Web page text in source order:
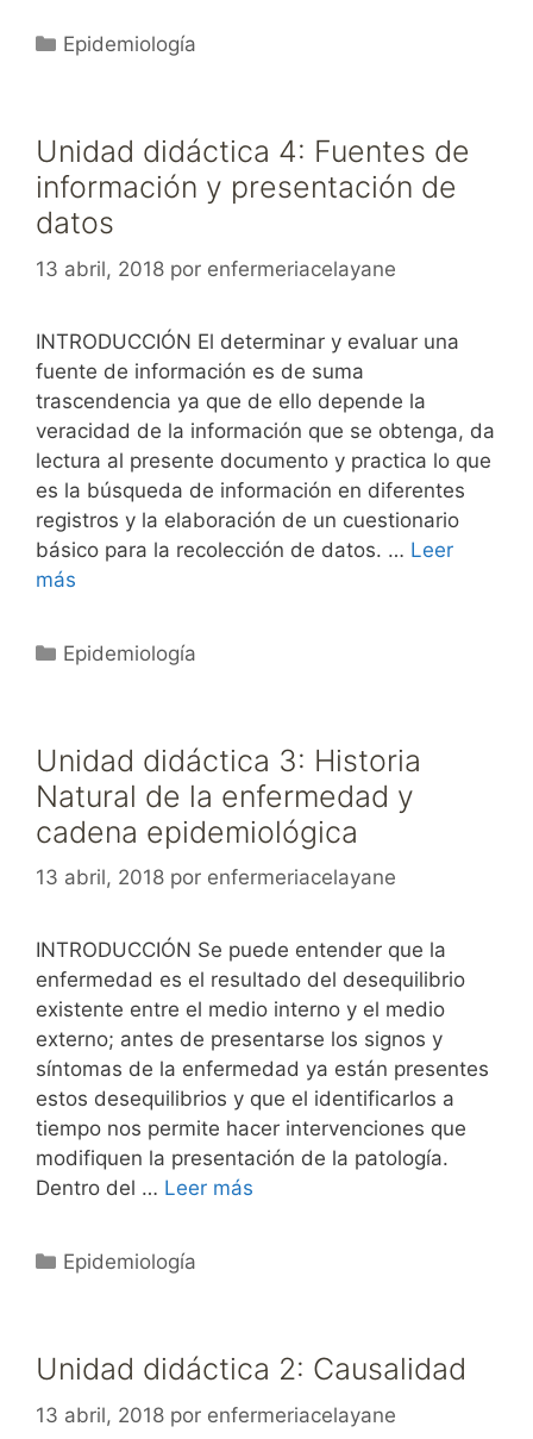
Categorías
Epidemiología
Unidad didáctica 4: Fuentes de
información y presentación de
datos
13 abril, 2018 por enfermeriacelayane
INTRODUCCIÓN El determinar y evaluar una
fuente de información es de suma
trascendencia ya que de ello depende la
veracidad de la información que se obtenga, da
lectura al presente documento y practica lo que
es la búsqueda de información en diferentes
registros y la elaboración de un cuestionario
básico para la recolección de datos. … Leer
más
Categorías
Epidemiología
Unidad didáctica 3: Historia
Natural de la enfermedad y
cadena epidemiológica
13 abril, 2018 por enfermeriacelayane
INTRODUCCIÓN Se puede entender que la
enfermedad es el resultado del desequilibrio
existente entre el medio interno y el medio
externo; antes de presentarse los signos y
síntomas de la enfermedad ya están presentes
estos desequilibrios y que el identificarlos a
tiempo nos permite hacer intervenciones que
modifiquen la presentación de la patología.
Dentro del … Leer más
Categorías
Epidemiología
Unidad didáctica 2: Causalidad
13 abril, 2018 por enfermeriacelayane